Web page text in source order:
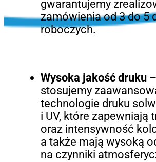
gwarantujemy
zamówienia od 3 do 5
roboczych.
Wysoka jakość druku–
stosujemy
technologie druku
i UV, które zapewniają
oraz intensywność
a także mają wysoką
na czynniki